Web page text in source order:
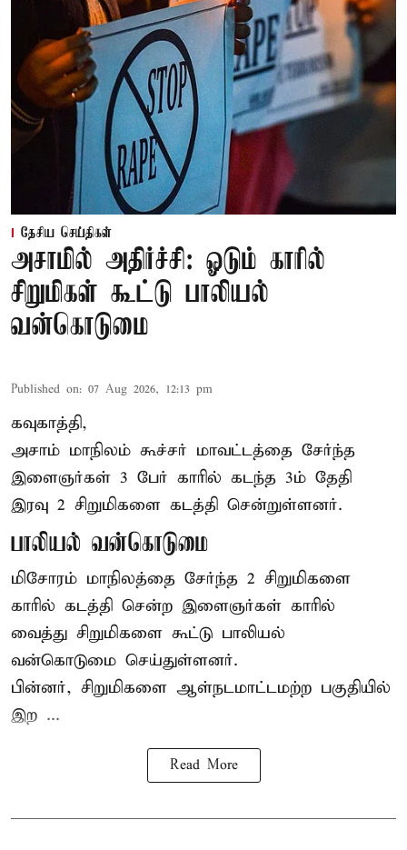
தேசிய செய்திகள்
அசாமில் அதிர்ச்சி: ஓடும் காரில்
சிறுமிகள் கூட்டு பாலியல்
வன்கொடுமை
Published on: 07 Aug 2026, 12:13 pm
கவுகாத்தி,
அசாம் மாநிலம் கூச்சர் மாவட்டத்தை சேர்ந்த
இளைஞர்கள் 3 பேர் காரில் கடந்த 3ம் தேதி
இரவு 2 சிறுமிகளை கடத்தி சென்றுள்ளனர்.
பாலியல் வன்கொடுமை
மிசோரம் மாநிலத்தை சேர்ந்த 2 சிறுமிகளை
காரில் கடத்தி சென்ற இளைஞர்கள் காரில்
வைத்து சிறுமிகளை கூட்டு பாலியல்
வன்கொடுமை செய்துள்ளனர்.
பின்னர், சிறுமிகளை ஆள்நடமாட்டமற்ற பகுதியில்
இற ...
Read More